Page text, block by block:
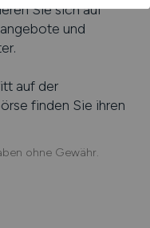
Sie sich auf
und
.
auf der
finden Sie ihren
ohne Gewähr.